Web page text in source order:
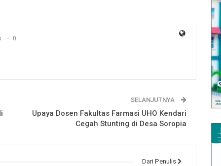
0
SELANJUTNYA
Upaya Dosen Fakultas Farmasi UHO Kendari
Cegah Stunting di Desa Soropia
Dari Penulis